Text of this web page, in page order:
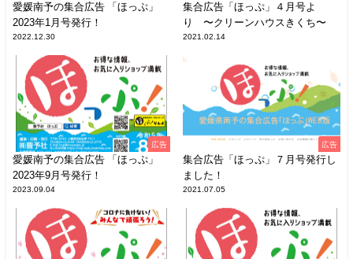
愛媛南予の集合広告 「ほっぷ」
2023年1月号発行！
2022.12.30
集合広告「ほっぷ」４月号よ
り 〜クリーンハウスきくち〜
2021.02.14
広告
愛媛南予の集合広告 「ほっぷ」
2023年9月号発行！
2023.09.04
広告
集合広告「ほっぷ」７月号発行し
ました！
2021.07.05